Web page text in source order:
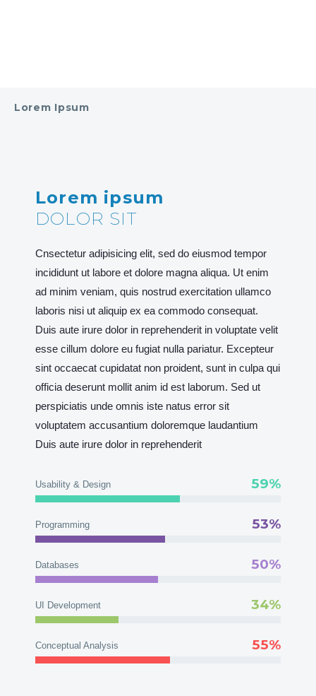
Lorem Ipsum
Lorem ipsum
DOLOR SIT
Cnsectetur adipisicing elit, sed do eiusmod tempor
incididunt ut labore et dolore magna aliqua. Ut enim
ad minim veniam, quis nostrud exercitation ullamco
laboris nisi ut aliquip ex ea commodo consequat.
Duis aute irure dolor in reprehenderit in voluptate velit
esse cillum dolore eu fugiat nulla pariatur. Excepteur
sint occaecat cupidatat non proident, sunt in culpa qui
officia deserunt mollit anim id est laborum. Sed ut
perspiciatis unde omnis iste natus error sit
voluptatem accusantium doloremque laudantium
Duis aute irure dolor in reprehenderit
Usability & Design 59%
Programming 53%
Databases 50%
UI Development 34%
Conceptual Analysis 55%